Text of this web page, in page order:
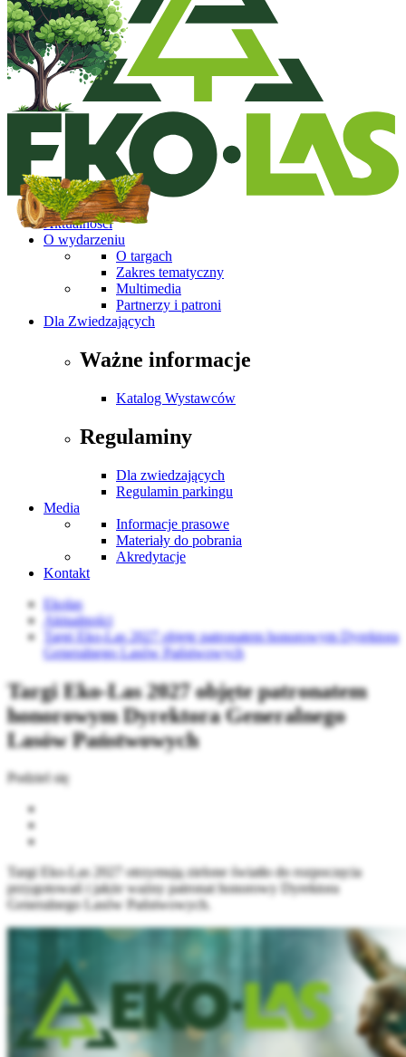
Aktualności
O wydarzeniu
O targach
Zakres tematyczny
Multimedia
Partnerzy i patroni
Dla Zwiedzających
Ważne informacje
Katalog Wystawców
Regulaminy
Dla zwiedzających
Regulamin parkingu
Media
Informacje prasowe
Materiały do pobrania
Akredytacje
Kontakt
Ekolas
Aktualności
Targi Eko-Las 2027 objęte patronatem honorowym Dyrektora
Generalnego Lasów Państwowych
Targi Eko-Las 2027 objęte patronatem
honorowym Dyrektora Generalnego
Lasów Państwowych
Podziel się
Targi Eko-Las 2027 otrzymują zielone światło do rozpoczęcia
przygotowań i jakże ważny patronat honorowy Dyrektora
Generalnego Lasów Państwowych.